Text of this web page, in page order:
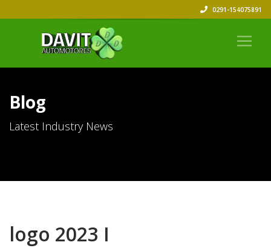
0291-154075891
Blog
Latest Industry News
logo 2023 I